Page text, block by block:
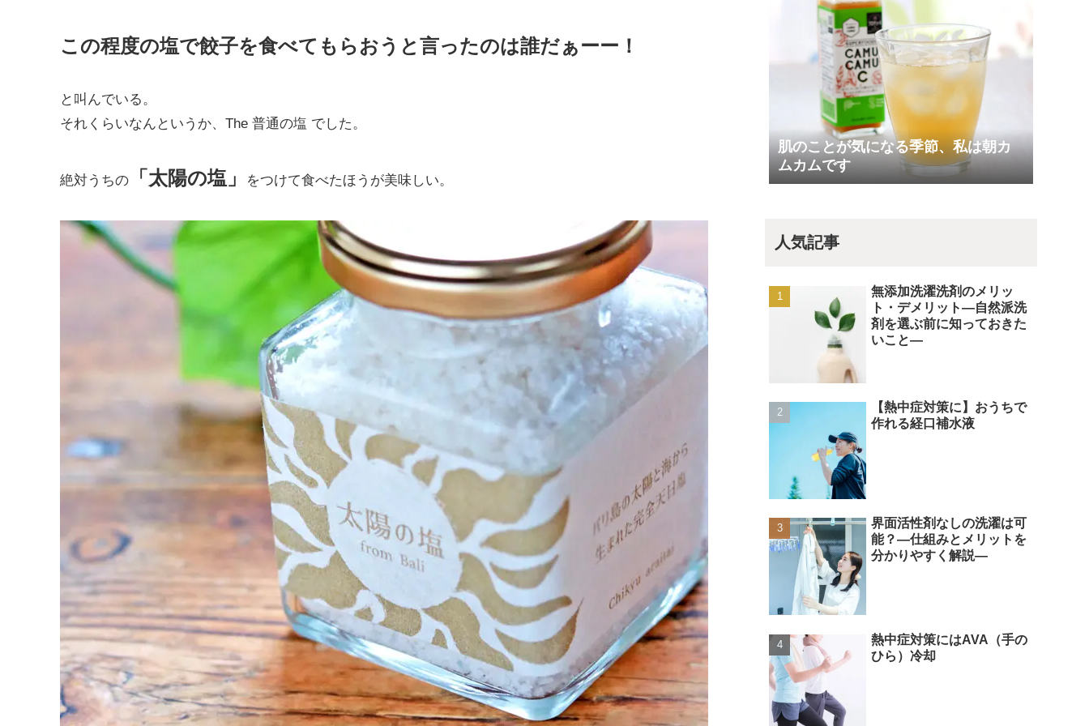
この程度の塩で餃子を食べてもらおうと言ったのは誰だぁーー！
と叫んでいる。
それくらいなんというか、The 普通の塩 でした。
絶対うちの 「太陽の塩」 をつけて食べたほうが美味しい。
肌のことが気になる季節、私は朝カ
ムカムです
人気記事
無添加洗濯洗剤のメリッ
ト・デメリット―自然派洗
剤を選ぶ前に知っておきた
いこと―
【熱中症対策に】おうちで
作れる経口補水液
界面活性剤なしの洗濯は可
能？―仕組みとメリットを
分かりやすく解説―
熱中症対策にはAVA（手の
ひら）冷却